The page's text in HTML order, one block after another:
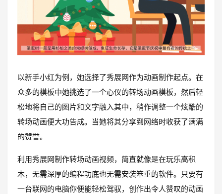
以新手小红为例，她选择了秀展网作为动画制作起点。在
众多的模板中她挑选了一个心仪的转场动画模板，然后轻
松地将自己的图片和文字融入其中，稍作调整一个炫酷的
转场动画便大功告成。当她将其分享到网络时收获了满满
的赞誉。
利用秀展网制作转场动画视频，简直就像是在玩乐高积
木，无需深厚的编程功底也无需安装笨重的软件。只要有
一台联网的电脑你便能轻松驾驭，创作出令人赞叹的动画